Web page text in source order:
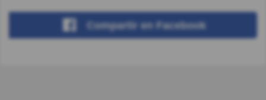
Compartir en Facebook